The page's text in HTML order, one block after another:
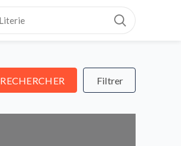
RECHERCHER RECHERCHER